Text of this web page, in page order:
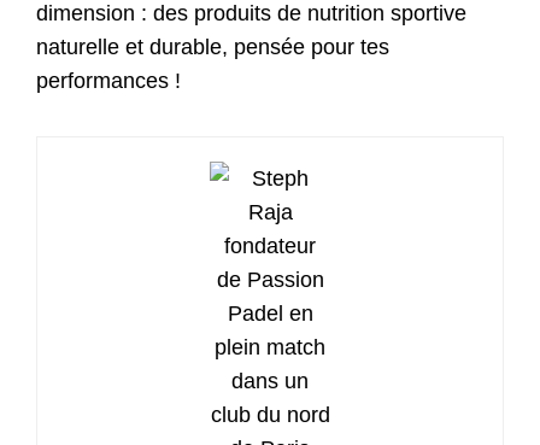
dimension : des produits de nutrition sportive
naturelle et durable, pensée pour tes
performances !